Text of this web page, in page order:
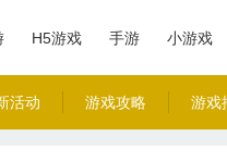
H5游戏 手游 小游戏
活动 游戏攻略 游戏